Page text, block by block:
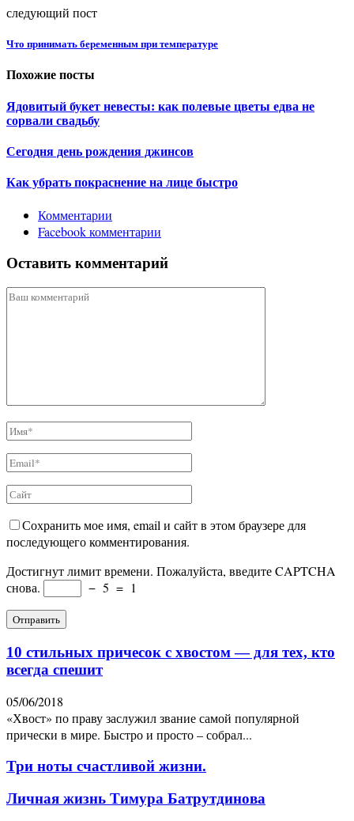
следующий пост
Что принимать беременным при температуре
Похожие посты
Ядовитый букет невесты: как полевые цветы едва не
сорвали свадьбу
Сегодня день рождения джинсов
Как убрать покраснение на лице быстро
Комментарии
Facebook комментарии
Оставить комментарий
Сохранить мое имя, email и сайт в этом браузере для
последующего комментирования.
Достигнут лимит времени. Пожалуйста, введите CAPTCHA
снова.
− 5 = 1
10 стильных причесок с хвостом — для тех, кто
всегда спешит
05/06/2018
«Хвост» по праву заслужил звание самой популярной
прически в мире. Быстро и просто – собрал...
Три ноты счастливой жизни.
Личная жизнь Тимура Батрутдинова